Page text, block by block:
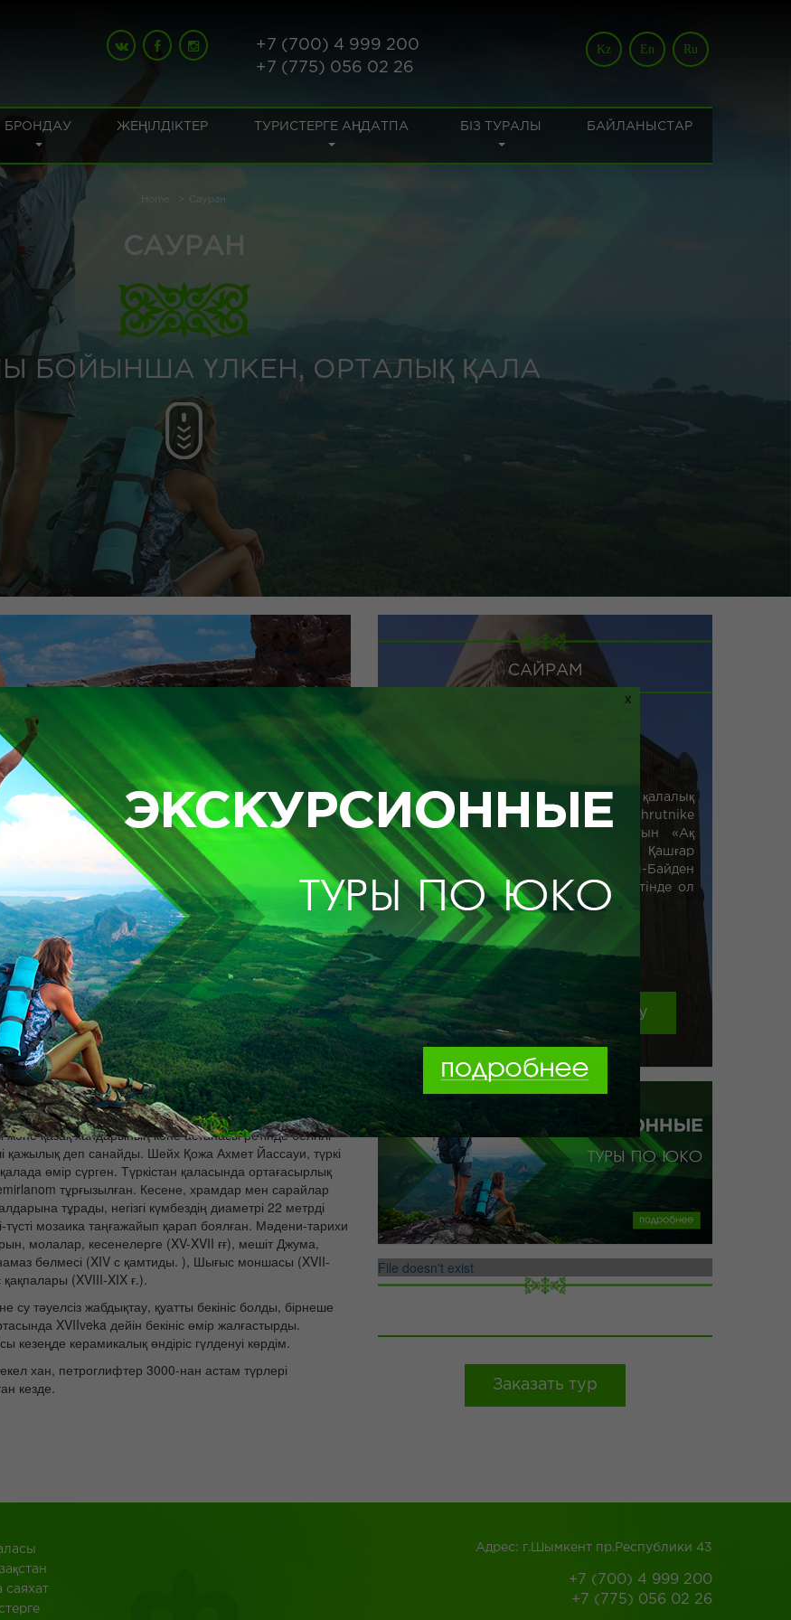
+7 (700) 4 999 200
+7 (775) 056 02 26
Kz En Ru
БРОНДАУ ЖЕҢІЛДІКТЕР ТУРИСТЕРГЕ АҢДАТПА БІЗ ТУРАЛЫ БАЙЛАНЫСТАР
Home Сауран
САУРАН
БОЙЫНША ҮЛКЕН, ОРТАЛЫҚ ҚАЛА
тәуелсіз жабдықтау, қуатты бекініс болды, бірнеше ай
ортасына дейін Қамалдың өмір жалғастырды.
цитадели фрагменттері, Шығыс моншасы, жерасты
- XVII ғасырдың кезде Тәуекел хан,
қазақ хандарының көне астанасы ретінде белгілі
қажылық деп санайды. Шейх Қожа Ахмет Йассауи, түркі
өмір сүрген. Түркістан қаласында ортағасырлық
тұрғызылған. Кесене, храмдар мен сарайлар
тұрады, негізгі күмбездің диаметрі 22 метрді
мозаика таңғажайып қарап боялған. Мәдени-тарихи
молалар, кесенелерге (XV-XVII ғғ), мешіт Джума,
бөлмесі (XIV с қамтиды. ), Шығыс моншасы (XVII-
(XVIII-XIX ғ.).
тәуелсіз жабдықтау, қуатты бекініс болды, бірнеше
XVIIveka дейін бекініс өмір жалғастырды.
керамикалық өндіріс гүлденуі көрдім.
хан, петроглифтер 3000-нан астам түрлері
кезде.
САЙРАМ
Сайрам - Ұлы Жібек жолының ірі қалалық
орталық. Ол бірінші болып marshrutnike
Сюань Цзян 629 айтылған болатын «Ақ
өзенінің қала». Кейінірек Махмуд Қашғар
былай деді: «Сайрам - ақ қаланың (Әл-Байден
Medinatal) атауы Сайрам Сайрам ретінде ол
туралы айтуға шақырды.».
Демалыс орындар: ...
Саяхатқа тапсырыс беру
толығырақ
File doesn't exist
Заказать тур
саяхат
Адрес: г.Шымкент пр.Республики 43
+7 (700) 4 999 200
+7 (775) 056 02 26
X